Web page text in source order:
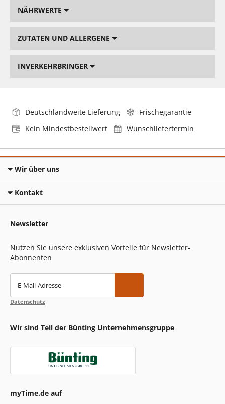
NÄHRWERTE
ZUTATEN UND ALLERGENE
INVERKEHRBRINGER
Deutschlandweite Lieferung
Frischegarantie
Kein Mindestbestellwert
Wunschliefertermin
Wir über uns
Kontakt
Newsletter
Nutzen Sie unsere exklusiven Vorteile für Newsletter-
Abonnenten
E-Mail-Adresse
Datenschutz
Wir sind Teil der Bünting Unternehmensgruppe
myTime.de auf